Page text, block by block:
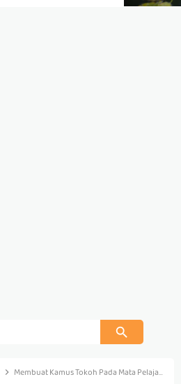
Membuat Kamus Tokoh Pada Mata Pelajaran IPS